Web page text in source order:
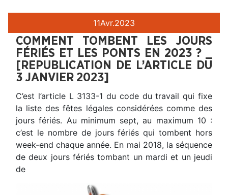
11Avr.2023
COMMENT TOMBENT LES JOURS
FÉRIÉS ET LES PONTS EN 2023 ? _
[REPUBLICATION DE L’ARTICLE DU
3 JANVIER 2023]
C’est l’article L 3133-1 du code du travail qui fixe
la liste des fêtes légales considérées comme des
jours fériés. Au minimum sept, au maximum 10 :
c’est le nombre de jours fériés qui tombent hors
week-end chaque année. En mai 2018, la séquence
de deux jours fériés tombant un mardi et un jeudi
de